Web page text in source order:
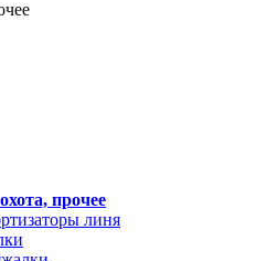
прочее
линя